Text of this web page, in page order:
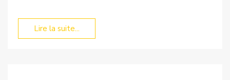
Lire la suite...